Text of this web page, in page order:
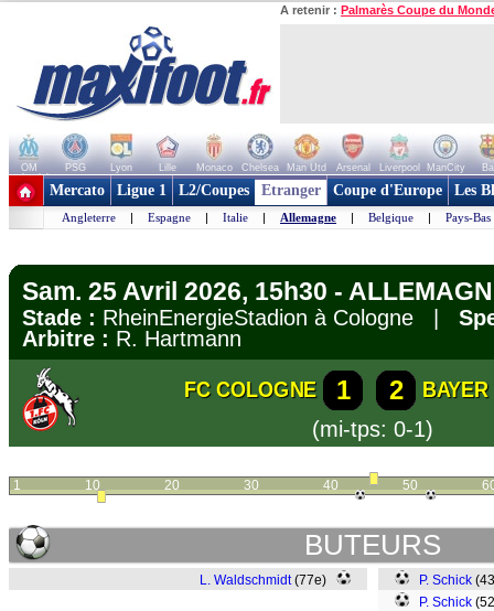
A retenir : Palmarès Coupe du
OM PSG Lyon Lille Monaco Chelsea Man Utd Arsenal Liverpool ManCity
+ de clubs
Mercato Ligue 1 L2/Coupes Etranger Coupe d'Europe Les
Angleterre | Espagne | Italie | Allemagne | Belgique | Pays-Bas
Sam. 25 Avril 2026, 15h30 -
Stade : RheinEnergieStadion à Cologne |
Arbitre : R. Hartmann
FC COLOGNE 1 2
(mi-tps: 0-1)
1 10 20 30 40 50
BUTEURS
L. Waldschmidt(77e) P. Schick
P. Schick